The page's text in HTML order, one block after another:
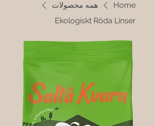
Home
همه محصولات
Ekologiskt Röda Linser